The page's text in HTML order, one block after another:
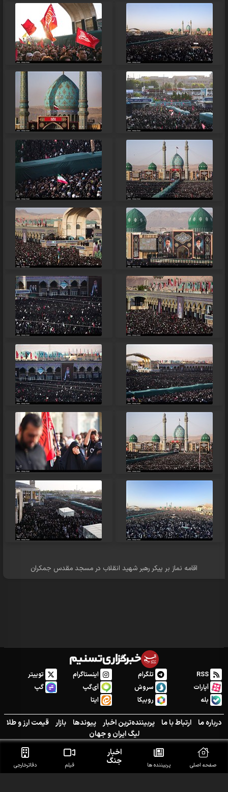
اقامه نماز بر پیکر رهبر شهید انقلاب در مسجد مقدس جمکران
RSS تلگرام اینستاگرام
توییتر
آپارات
سروش آی‌گپ
گپ
بله
روبیکا ایتا
درباره ما ارتباط با ما پربیننده‌ترین اخبار پیوندها بازار
قیمت ارز و طلا
لیگ ایران و جهان
تمامی حقوق محفوظ و متعلق به تسنیم می‌باشد
صفحه اصلی پربیننده ها
اخبار
جنگ فیلم دفاتر‌خارجی